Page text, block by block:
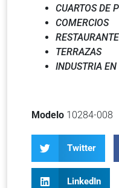
CUARTOS DE
COMERCIOS
TERRAZAS
INDUSTRIA EN
Modelo 10284-008
Twitter
LinkedIn